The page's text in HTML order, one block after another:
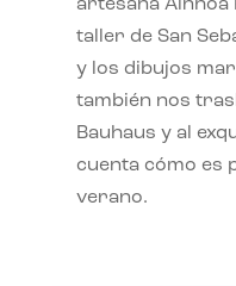
artesana Ainhoa
taller de San
y los dibujos
también nos
Bauhaus y al
cuenta cómo es
verano.